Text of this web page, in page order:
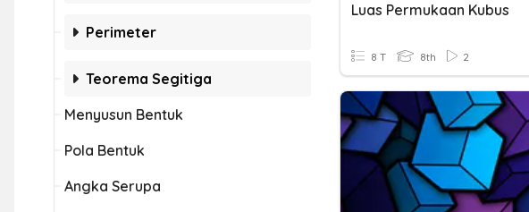
Perimeter
Teorema Segitiga
Menyusun Bentuk
Pola Bentuk
Angka Serupa
Luas Permukaan Kubus
8 T 8th 2